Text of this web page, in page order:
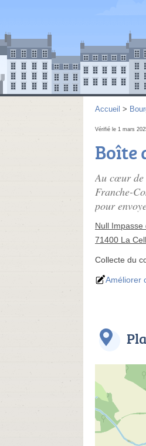
Accueil >
Vérifié le 1 mars
Boîte
Au cœur de
Franche-
pour
Null Impasse
71400 La
Collecte du
Améliorer